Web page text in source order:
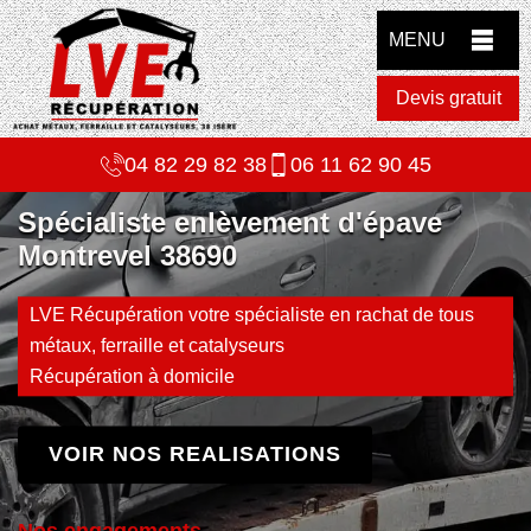
MENU
Devis gratuit
04 82 29 82 38 06 11 62 90 45
Spécialiste enlèvement d'épave
Montrevel 38690
LVE Récupération votre spécialiste en rachat de tous
métaux, ferraille et catalyseurs
Récupération à domicile
VOIR NOS REALISATIONS